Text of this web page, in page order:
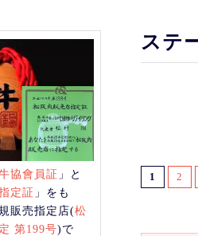
ステ
1 2
協會員証 」と
定証 」をも
販売指定店(松
第199号)で